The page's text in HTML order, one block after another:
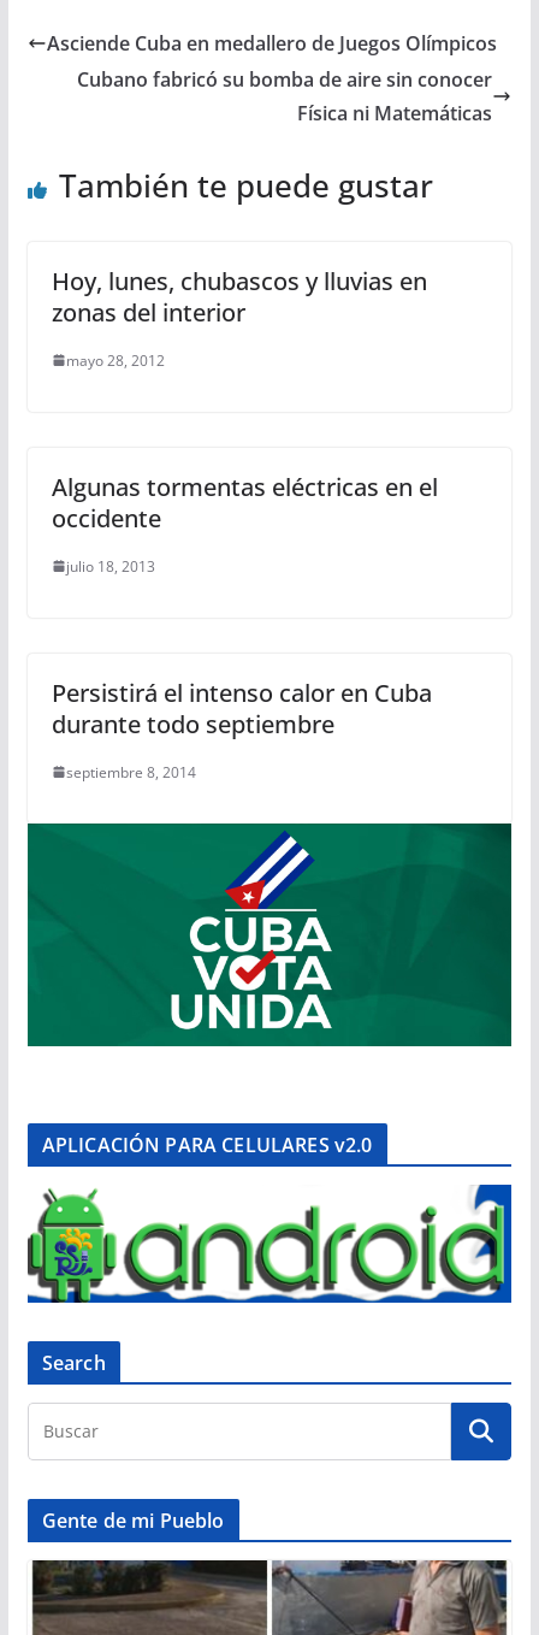
Asciende Cuba en medallero de Juegos Olímpicos
Cubano fabricó su bomba de aire sin conocer
Física ni Matemáticas
También te puede gustar
Hoy, lunes, chubascos y lluvias en
zonas del interior
mayo 28, 2012
Algunas tormentas eléctricas en el
occidente
julio 18, 2013
Persistirá el intenso calor en Cuba
durante todo septiembre
septiembre 8, 2014
APLICACIÓN PARA CELULARES v2.0
Search
Gente de mi Pueblo